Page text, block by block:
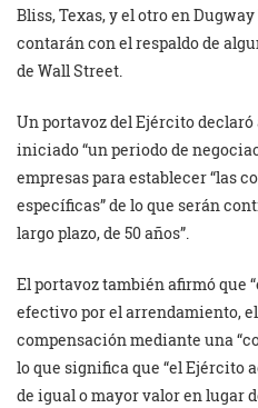
Bliss, Texas, y el otro en
contarán con el respaldo de
de Wall Street.
Un portavoz del Ejército declaró
iniciado “un periodo de
empresas para establecer “las
específicas” de lo que serán
largo plazo, de 50 años”.
El portavoz también afirmó que
efectivo por el arrendamiento,
compensación mediante una
lo que significa que “el Ejército
de igual o mayor valor en lugar